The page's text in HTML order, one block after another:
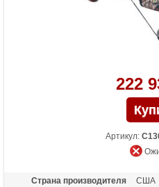
3.1
Охота
222
Артикул:
Страна производителя
США